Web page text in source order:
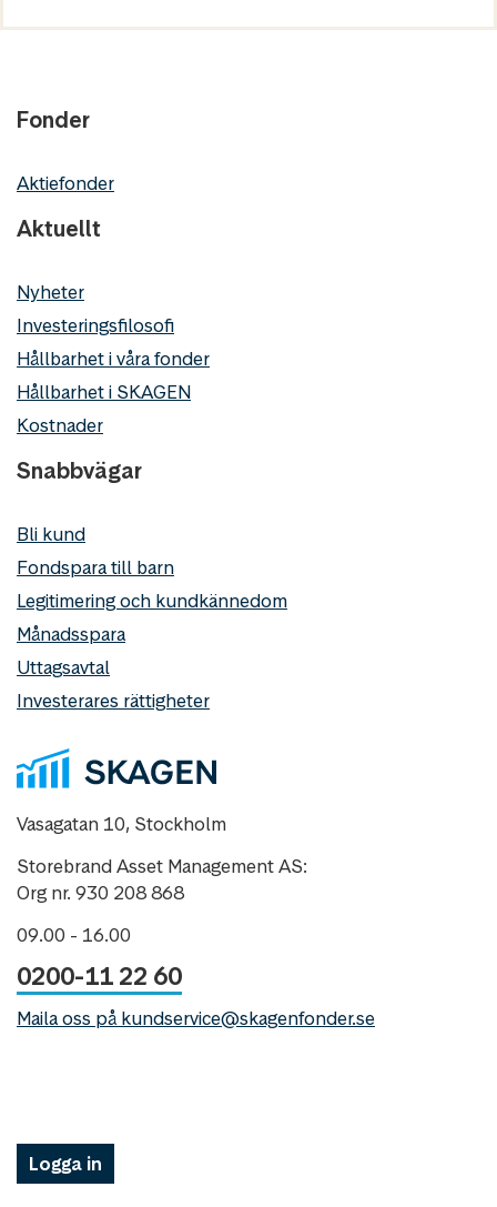
Fonder
Aktiefonder
Aktuellt
Nyheter
Investeringsfilosofi
Hållbarhet i våra fonder
Hållbarhet i SKAGEN
Kostnader
Snabbvägar
Bli kund
Fondspara till barn
Legitimering och kundkännedom
Månadsspara
Uttagsavtal
Investerares rättigheter
Vasagatan 10, Stockholm
Storebrand Asset Management AS:
Org nr. 930 208 868
09.00 - 16.00
0200-11 22 60
Maila oss på kundservice@skagenfonder.se
Logga in